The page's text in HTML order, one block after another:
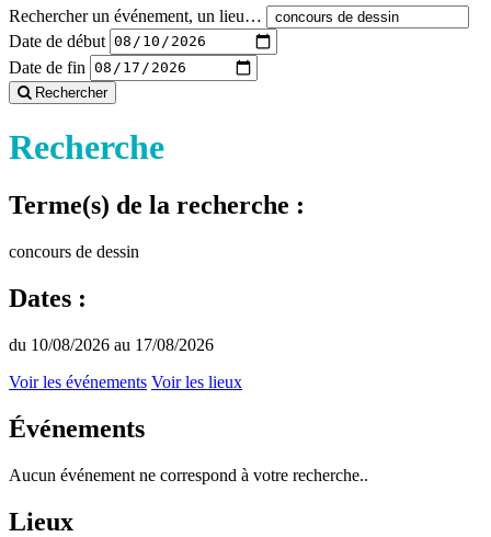
Rechercher un événement, un lieu…
Date de début
Date de fin
Rechercher
Recherche
Terme(s) de la recherche :
concours de dessin
Dates :
du 10/08/2026 au 17/08/2026
Voir les événements Voir les lieux
Événements
Aucun événement ne correspond à votre recherche..
Lieux